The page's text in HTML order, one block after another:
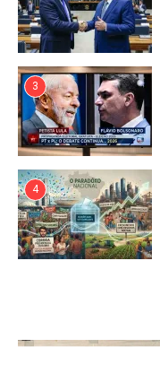
3
4